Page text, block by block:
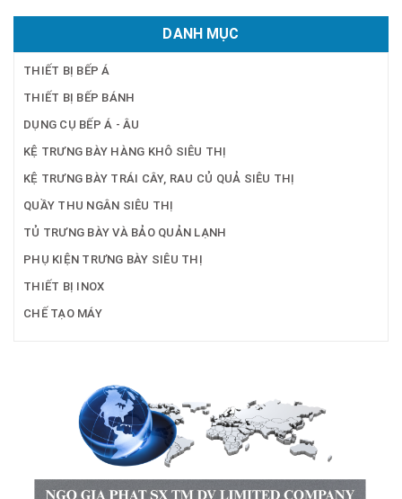
DANH MỤC
THIẾT BỊ BẾP Á
THIẾT BỊ BẾP BÁNH
DỤNG CỤ BẾP Á - ÂU
KỆ TRƯNG BÀY HÀNG KHÔ SIÊU THỊ
KỆ TRƯNG BÀY TRÁI CÂY, RAU CỦ QUẢ SIÊU THỊ
QUẦY THU NGÂN SIÊU THỊ
TỦ TRƯNG BÀY VÀ BẢO QUẢN LẠNH
PHỤ KIỆN TRƯNG BÀY SIÊU THỊ
THIẾT BỊ INOX
CHẾ TẠO MÁY